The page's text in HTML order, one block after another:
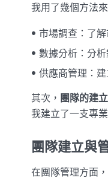
我用了幾個方法
市場調查：了
數據分析：分
供應商管理：
其次， 團隊的建
我建立了一支專
團隊建立與
在團隊管理方面